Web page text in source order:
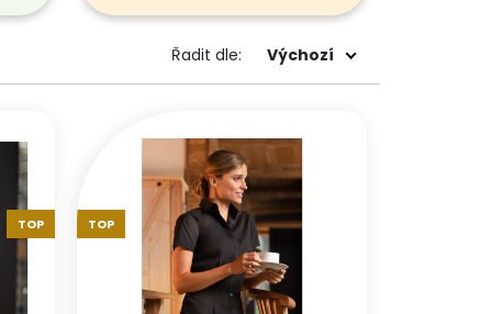
Řadit dle: Výchozí
TOP TOP